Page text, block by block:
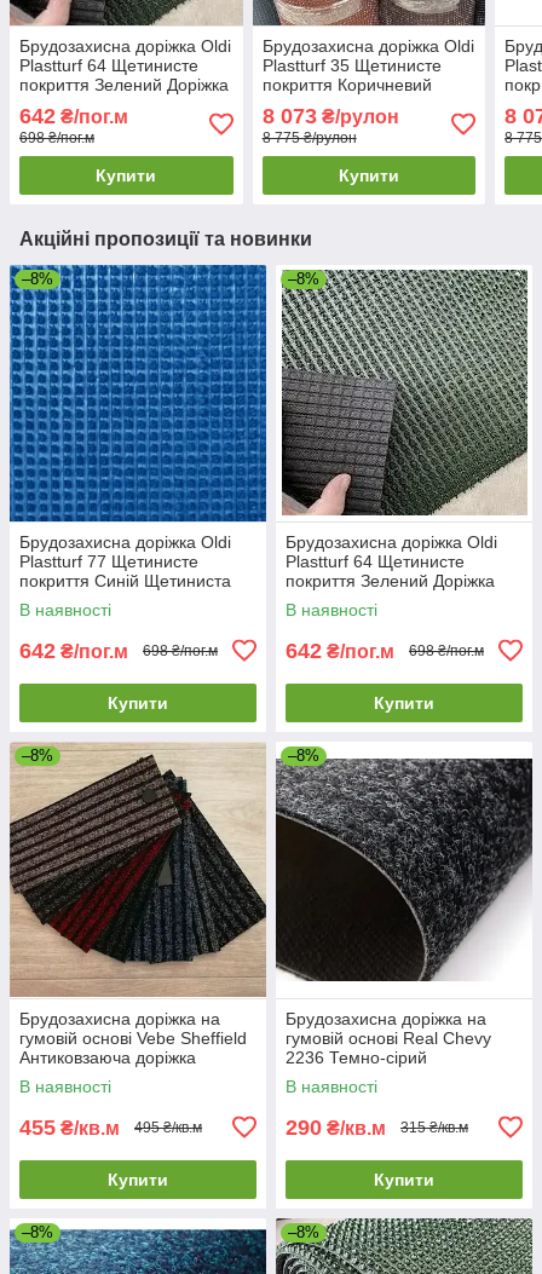
Брудозахисна доріжка Oldi
Plastturf 64 Щетинисте
покриття Зелений Доріжка
642 ₴/пог.м
698 ₴/пог.м
Купити
Брудозахисна доріжка Oldi
Plastturf 35 Щетинисте
покриття Коричневий
доріжка в рулоні
8 073₴/рулон
8 775 ₴/рулон
Купити
8
8
Акційні пропозиції та новинки
–8%
Брудозахисна доріжка Oldi
Plastturf 77 Щетинисте
покриття Синій Щетиниста
брудозахисна доріжка для
готелю
В наявності
642 ₴/пог.м 698 ₴/пог.м
Купити
–8%
Брудозахисна доріжка Oldi
Plastturf 64 Щетинисте
покриття Зелений Доріжка
для збору бруду і вологи
В наявності
642 ₴/пог.м 698 ₴/пог.м
Купити
–8%
Брудозахисна доріжка на
гумовій основі Vebe Sheffield
Антиковзаюча доріжка
брудозахисна
В наявності
455 ₴/кв.м 495 ₴/кв.м
Купити
–8%
Брудозахисна доріжка на
гумовій основі Real Chevy
2236 Темно-сірий
Вологопоглинаюча
брудозахисна доріжка
В наявності
290 ₴/кв.м 315 ₴/кв.м
Купити
–8% –8%